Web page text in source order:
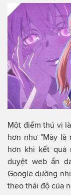
Một điểm thú vị
hơn như "Mày là
hơn khi kết quả
duyệt web ẩn
Google dường
theo thái độ của